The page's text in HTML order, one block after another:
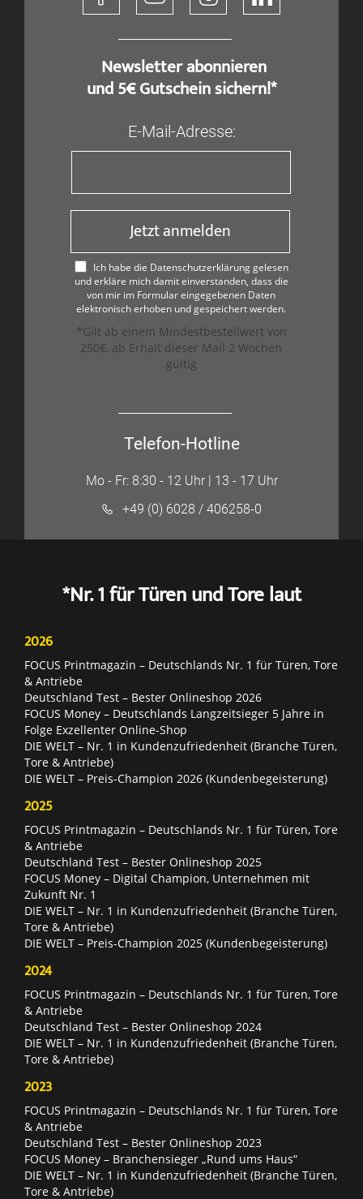
​ Newsletter abonnieren
und 5€ Gutschein sichern!*
E-Mail-Adresse:
Jetzt anmelden
Ich habe die Datenschutzerklärung gelesen
und erkläre mich damit einverstanden, dass die
von mir im Formular eingegebenen Daten
elektronisch erhoben und gespeichert werden.
*Gilt ab einem Mindestbestellwert von
250€, ab Erhalt dieser Mail 2 Wochen
gültig
Telefon-Hotline
Mo - Fr: 8:30 - 12 Uhr | 13 - 17 Uhr
+49 (0) 6028 / 406258-0
*Nr. 1 für Türen und Tore laut
2026
FOCUS Printmagazin – Deutschlands Nr. 1 für Türen, Tore
& Antriebe
Deutschland Test – Bester Onlineshop 2026
FOCUS Money – Deutschlands Langzeitsieger 5 Jahre in
Folge Exzellenter Online-Shop
DIE WELT – Nr. 1 in Kundenzufriedenheit (Branche Türen,
Tore & Antriebe)
DIE WELT – Preis-Champion 2026 (Kundenbegeisterung)
2025
FOCUS Printmagazin – Deutschlands Nr. 1 für Türen, Tore
& Antriebe
Deutschland Test – Bester Onlineshop 2025
FOCUS Money – Digital Champion, Unternehmen mit
Zukunft Nr. 1
DIE WELT – Nr. 1 in Kundenzufriedenheit (Branche Türen,
Tore & Antriebe)
DIE WELT – Preis-Champion 2025 (Kundenbegeisterung)
2024
FOCUS Printmagazin – Deutschlands Nr. 1 für Türen, Tore
& Antriebe
Deutschland Test – Bester Onlineshop 2024
DIE WELT – Nr. 1 in Kundenzufriedenheit (Branche Türen,
Tore & Antriebe)
2023
FOCUS Printmagazin – Deutschlands Nr. 1 für Türen, Tore
& Antriebe
Deutschland Test – Bester Onlineshop 2023
FOCUS Money – Branchensieger „Rund ums Haus“
DIE WELT – Nr. 1 in Kundenzufriedenheit (Branche Türen,
Tore & Antriebe)